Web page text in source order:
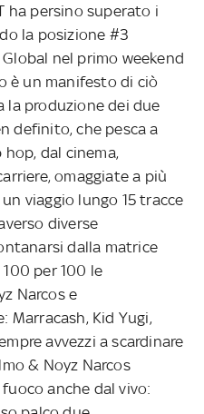
ha persino superato i
la posizione #3
nel primo weekend
è un manifesto di ciò
la produzione dei due
definito, che pesca a
hop, dal cinema,
omaggiate a più
viaggio lungo 15 tracce
diverse
dalla matrice
per 100 le
Narcos e
Marracash, Kid Yugi,
avvezzi a scardinare
& Noyz Narcos
anche dal vivo: